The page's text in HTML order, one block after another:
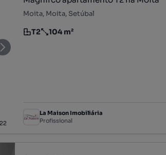
22
Moita, Moita, Setúbal
Tipologia
T2
Preço por metro quadrado
104 m²
La Maison Imobiliária
Profissional